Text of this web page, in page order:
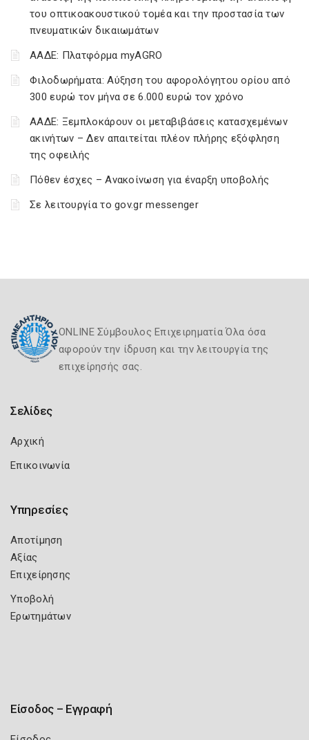
του οπτικοακουστικού τομέα και την προστασία των
πνευματικών δικαιωμάτων
ΑΑΔΕ: Πλατφόρμα myAGRO
Φιλοδωρήματα: Αύξηση του αφορολόγητου ορίου από
300 ευρώ τον μήνα σε 6.000 ευρώ τον χρόνο
ΑΑΔΕ: Ξεμπλοκάρουν οι μεταβιβάσεις κατασχεμένων
ακινήτων – Δεν απαιτείται πλέον πλήρης εξόφληση
της οφειλής
Πόθεν έσχες – Ανακοίνωση για έναρξη υποβολής
Σε λειτουργία το gov.gr messenger
ONLINE Σύμβουλος Επιχειρηματία Όλα όσα
αφορούν την ίδρυση και την λειτουργία της
επιχείρησής σας.
Σελίδες
Αρχική
Επικοινωνία
Υπηρεσίες
Αποτίμηση
Αξίας
Επιχείρησης
Υποβολή
Ερωτημάτων
Είσοδος – Εγγραφή